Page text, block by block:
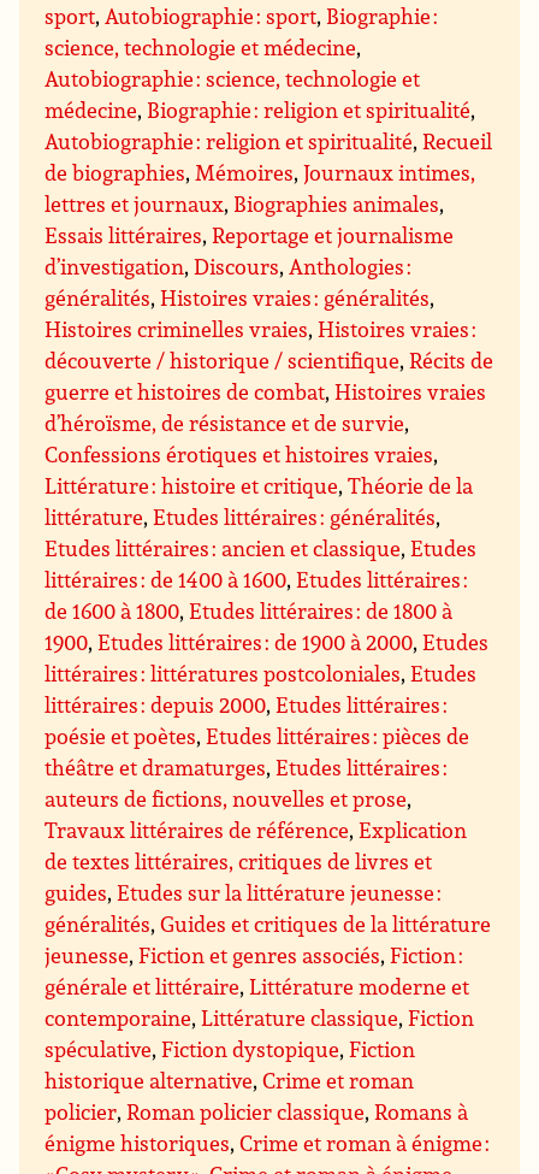
sport,Autobiographie : sport, Biographie :
science, technologie et médecine,
Autobiographie : science, technologie et
médecine, Biographie : religion et spiritualité,
Autobiographie : religion et spiritualité,Recueil
de biographies,Mémoires,Journaux intimes,
lettres et journaux, Biographies animales,
Essais littéraires,Reportage et journalisme
d’investigation,Discours,Anthologies :
généralités,Histoires vraies : généralités,
Histoires criminelles vraies,Histoires vraies :
découverte / historique / scientifique,Récits de
guerre et histoires de combat,Histoires vraies
d’héroïsme, de résistance et de survie,
Confessions érotiques et histoires vraies,
Littérature : histoire et critique,Théorie de la
littérature,Etudes littéraires : généralités,
Etudes littéraires : ancien et classique,Etudes
littéraires : de 1400 à 1600,Etudes littéraires :
de 1600 à 1800,Etudes littéraires : de 1800 à
1900,Etudes littéraires : de 1900 à 2000,Etudes
littéraires : littératures postcoloniales,Etudes
littéraires : depuis 2000,Etudes littéraires :
poésie et poètes,Etudes littéraires : pièces de
théâtre et dramaturges,Etudes littéraires :
auteurs de fictions, nouvelles et prose,
Travaux littéraires de référence,Explication
de textes littéraires, critiques de livres et
guides,Etudes sur la littérature jeunesse :
généralités,Guides et critiques de la littérature
jeunesse,Fiction et genres associés,Fiction :
générale et littéraire,Littérature moderne et
contemporaine,Littérature classique,Fiction
spéculative,Fiction dystopique,Fiction
historique alternative,Crime et roman
policier,Roman policier classique,Romans à
énigme historiques,Crime et roman à énigme :